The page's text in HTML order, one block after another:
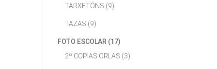
TARXETÓNS (9)
TAZAS (9)
FOTO ESCOLAR (17)
2º COPIAS ORLAS (3)